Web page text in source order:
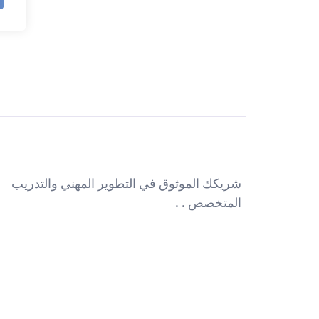
شريكك الموثوق في التطوير المهني والتدريب
المتخصص . .